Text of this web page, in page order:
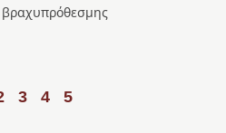
βραχυπρόθεσμης
3 4 5